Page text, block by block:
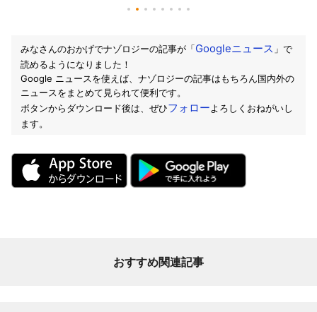
みなさんのおかげでナゾロジーの記事が「Googleニュース 」で
読めるようになりました！
Google ニュースを使えば、ナゾロジーの記事はもちろん国内外の
ニュースをまとめて見られて便利です。
ボタンからダウンロード後は、ぜひフォローよろしくおねがいし
ます。
おすすめ関連記事